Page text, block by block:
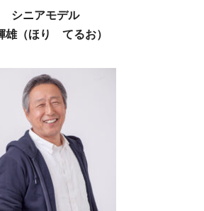
シニアモデル
雄（ほり てるお）